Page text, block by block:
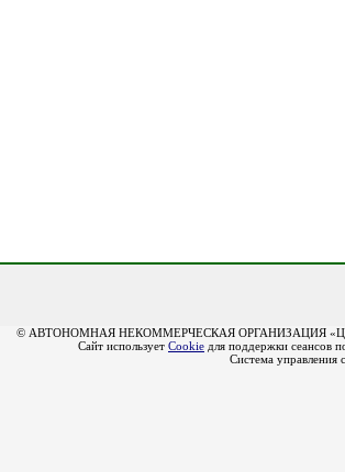
© АВТОНОМНАЯ НЕКОММЕРЧЕСКАЯ ОРГАНИЗАЦИЯ
Сайт использует Cookie для поддержки сеансов
Система управления